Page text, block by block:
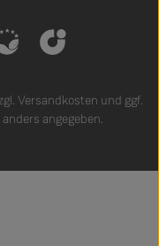
Versandkosten und ggf.
angegeben.